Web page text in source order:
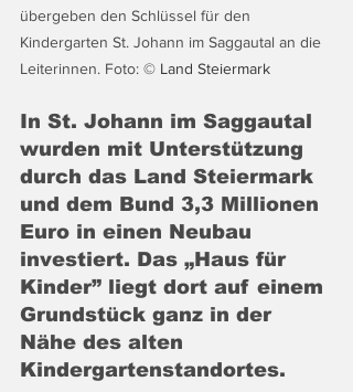
übergeben den Schlüssel für den
Kindergarten St. Johann im Saggautal an die
Leiterinnen. Foto: © Land Steiermark
In St. Johann im Saggautal
wurden mit Unterstützung
durch das Land Steiermark
und dem Bund 3,3 Millionen
Euro in einen Neubau
investiert. Das „Haus für
Kinder” liegt dort auf einem
Grundstück ganz in der
Nähe des alten
Kindergartenstandortes.